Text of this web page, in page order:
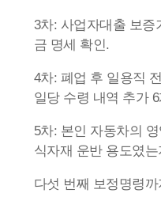
3차: 사업자대출 보증
금 명세 확인.
4차: 폐업 후 일용직
일당 수령 내역 추가
5차: 본인 자동차의
식자재 운반 용도였
다섯 번째 보정명령